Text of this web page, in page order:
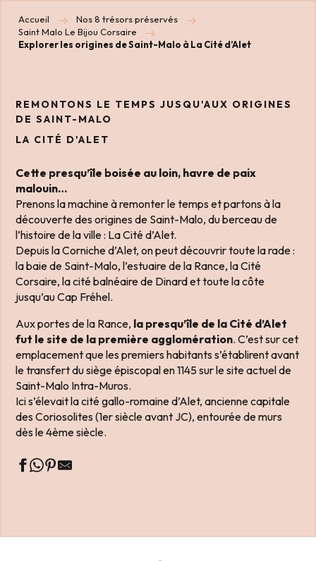
Accueil
Nos 8 trésors préservés
Saint Malo Le Bijou Corsaire
Explorer les origines de Saint-Malo à La Cité d’Alet
REMONTONS LE TEMPS JUSQU'AUX ORIGINES
DE SAINT-MALO
LA CITÉ D'ALET
Cette presqu’île boisée au loin, havre de paix
malouin…
Prenons la machine à remonter le temps et partons à la
découverte des origines de Saint-Malo, du berceau de
l’histoire de la ville : La Cité d’Alet.
Depuis la Corniche d’Alet, on peut découvrir toute la rade :
la baie de Saint-Malo, l’estuaire de la Rance, la Cité
Corsaire, la cité balnéaire de Dinard et toute la côte
jusqu’au Cap Fréhel.
Aux portes de la Rance, la presqu’île de la Cité d’Alet
fut le site de la première agglomération. C’est sur cet
emplacement que les premiers habitants s’établirent avant
le transfert du siège épiscopal en 1145 sur le site actuel de
Saint-Malo Intra-Muros.
Ici s’élevait la cité gallo-romaine d’Alet, ancienne capitale
des Coriosolites (1er siècle avant JC), entourée de murs
dès le 4ème siècle.